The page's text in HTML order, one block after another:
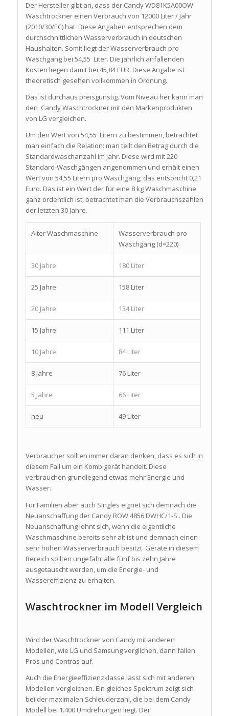
Der Hersteller gibt an, dass der Candy WD81K5A00OW
Waschtrockner einen Verbrauch von 12000 Liter / Jahr
(2010/30/EC) hat. Diese Angaben entsprechen dem
durchschnittlichen Wasserverbrauch in deutschen
Haushalten. Somit liegt der Wasserverbrauch pro
Waschgang bei 54,55 Liter. Die jährlich anfallenden
Kosten liegen damit bei 45,84 EUR. Diese Angabe ist
theoretisch gesehen vollkommen in Ordnung.
Das ist durchaus preisgünstig. Vom Niveau her kann man
den Candy Waschtrockner mit den Markenprodukten
von LG vergleichen.
Um den Wert von 54,55 Litern zu bestimmen, betrachtet
man einfach die Relation: man teilt den Betrag durch die
Standardwaschanzahl im Jahr. Diese wird mit 220
Standard-Waschgängen angenommen und erhält einen
Wert von 54,55 Litern pro Waschgang; das entspricht 0,21
Euro. Das ist ein Wert der für eine 8 kg Waschmaschine
ganz ordentlich ist, betrachtet man die Verbrauchszahlen
der letzten 30 Jahre.
Alter Waschmaschine
Wasserverbrauch pro
Waschgang (d=220)
30 Jahre 180 Liter
25 Jahre 158 Liter
20 Jahre 134 Liter
15 Jahre 111 Liter
10 Jahre 84 Liter
8 Jahre 76 Liter
5 Jahre 66 Liter
neu 49 Liter
Verbraucher sollten immer daran denken, dass es sich in
diesem Fall um ein Kombigerät handelt. Diese
verbrauchen grundlegend etwas mehr Energie und
Wasser.
Für Familien aber auch Singles eignet sich demnach die
Neuanschaffung der Candy ROW 4856 DWHC/1-S . Die
Neuanschaffung lohnt sich, wenn die eigentliche
Waschmaschine bereits sehr alt ist und demnach einen
sehr hohen Wasserverbrauch besitzt. Geräte in diesem
Bereich sollten ungefähr alle fünf bis zehn Jahre
ausgetauscht werden, um die Energie- und
Wassereffizienz zu erhalten.
Waschtrockner im Modell Vergleich
Wird der Waschtrockner von Candy mit anderen
Modellen, wie LG und Samsung verglichen, dann fallen
Pros und Contras auf.
Auch die Energieeffizienzklasse lässt sich mit anderen
Modellen vergleichen. Ein gleiches Spektrum zeigt sich
bei der maximalen Schleuderzahl, die bei dem Candy
Modell bei 1.400 Umdrehungen liegt. Der